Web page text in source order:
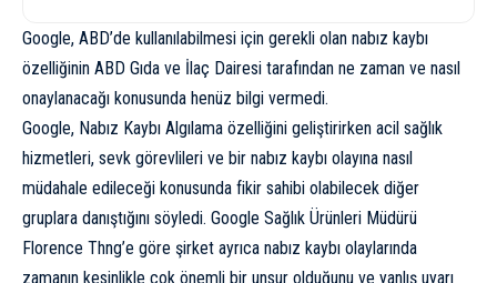
Google, ABD’de kullanılabilmesi için gerekli olan nabız kaybı
özelliğinin ABD Gıda ve İlaç Dairesi tarafından ne zaman ve nasıl
onaylanacağı konusunda henüz bilgi vermedi.
Google, Nabız Kaybı Algılama özelliğini geliştirirken acil sağlık
hizmetleri, sevk görevlileri ve bir nabız kaybı olayına nasıl
müdahale edileceği konusunda fikir sahibi olabilecek diğer
gruplara danıştığını söyledi. Google Sağlık Ürünleri Müdürü
Florence Thng’e göre şirket ayrıca nabız kaybı olaylarında
zamanın kesinlikle çok önemli bir unsur olduğunu ve yanlış uyarı